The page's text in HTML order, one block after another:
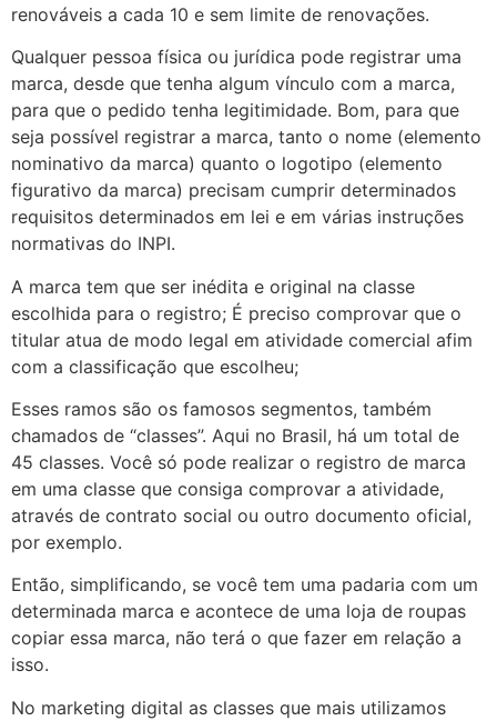
renováveis a cada 10 e sem limite de renovações.
Qualquer pessoa física ou jurídica pode registrar uma
marca, desde que tenha algum vínculo com a marca,
para que o pedido tenha legitimidade. Bom, para que
seja possível registrar a marca, tanto o nome (elemento
nominativo da marca) quanto o logotipo (elemento
figurativo da marca) precisam cumprir determinados
requisitos determinados em lei e em várias instruções
normativas do INPI.
A marca tem que ser inédita e original na classe
escolhida para o registro; É preciso comprovar que o
titular atua de modo legal em atividade comercial afim
com a classificação que escolheu;
Esses ramos são os famosos segmentos, também
chamados de “classes”. Aqui no Brasil, há um total de
45 classes. Você só pode realizar o registro de marca
em uma classe que consiga comprovar a atividade,
através de contrato social ou outro documento oficial,
por exemplo.
Então, simplificando, se você tem uma padaria com um
determinada marca e acontece de uma loja de roupas
copiar essa marca, não terá o que fazer em relação a
isso.
No marketing digital as classes que mais utilizamos